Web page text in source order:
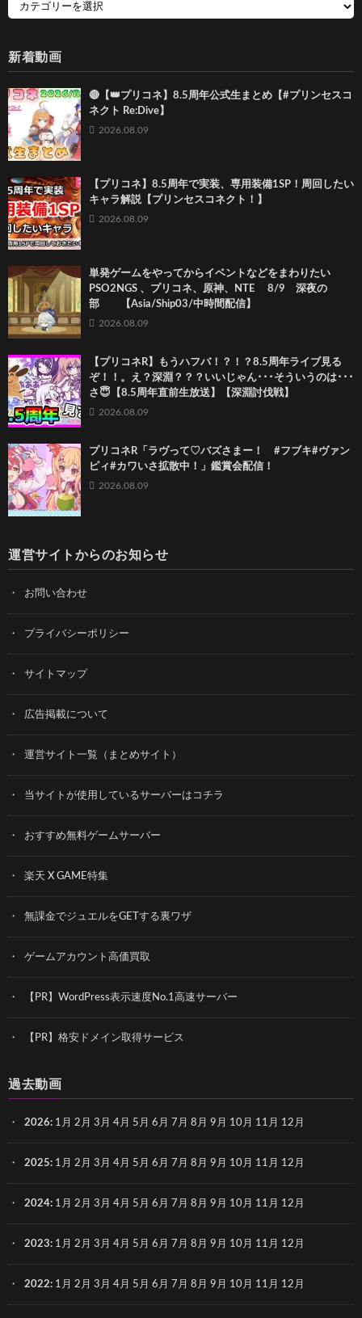
新着動画
🔴【👑プリコネ】8.5周年公式生まとめ【#プリンセスコ
ネクト Re:Dive】
2026.08.09
【プリコネ】8.5周年で実装、専用装備1SP！周回したい
キャラ解説【プリンセスコネクト！】
2026.08.09
単発ゲームをやってからイベントなどをまわりたい
PSO2NGS 、プリコネ、原神、NTE 8/9 深夜の
部 【Asia/Ship03/中時間配信】
2026.08.09
【プリコネR】もうハフバ！？！？8.5周年ライブ見る
ぞ！！。え？深淵？？？いいじゃん･･･そういうのは･･･
さ😇【8.5周年直前生放送】【深淵討伐戦】
2026.08.09
プリコネR「ラヴって♡バズさまー！ #フブキ#ヴァン
ピィ#カワいさ拡散中！」鑑賞会配信！
2026.08.09
運営サイトからのお知らせ
お問い合わせ
プライバシーポリシー
サイトマップ
広告掲載について
運営サイト一覧（まとめサイト）
当サイトが使用しているサーバーはコチラ
おすすめ無料ゲームサーバー
楽天 X GAME特集
無課金でジュエルをGETする裏ワザ
ゲームアカウント高価買取
【PR】WordPress表示速度No.1高速サーバー
【PR】格安ドメイン取得サービス
過去動画
2026: 1月 2月 3月 4月 5月 6月 7月 8月 9月 10月 11月 12月
2025: 1月 2月 3月 4月 5月 6月 7月 8月 9月 10月 11月 12月
2024: 1月 2月 3月 4月 5月 6月 7月 8月 9月 10月 11月 12月
2023: 1月 2月 3月 4月 5月 6月 7月 8月 9月 10月 11月 12月
2022: 1月 2月 3月 4月 5月 6月 7月 8月 9月 10月 11月 12月